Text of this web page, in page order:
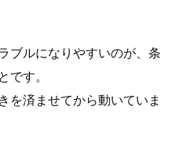
ブルになりやすいのが、条
です。
を済ませてから動いていま